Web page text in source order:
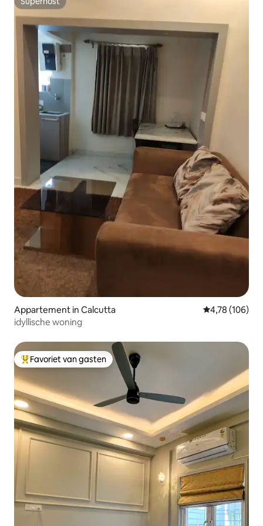
Superhost
Appartement in Calcutta Gemiddelde
4,78 (106)
idyllische woning
Topfavoriet van gasten
Favoriet van gasten